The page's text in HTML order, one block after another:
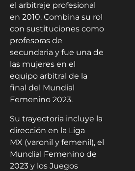
el arbitraje profesional
en 2010. Combina su rol
con sustituciones como
profesoras de
secundaria y fue una de
las mujeres en el
equipo arbitral de la
final del Mundial
Femenino 2023.
Su trayectoria incluye la
dirección en la Liga
MX (varonil y femenil), el
Mundial Femenino de
2023 y los Juegos